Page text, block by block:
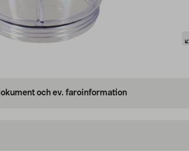
och ev. faroinformation